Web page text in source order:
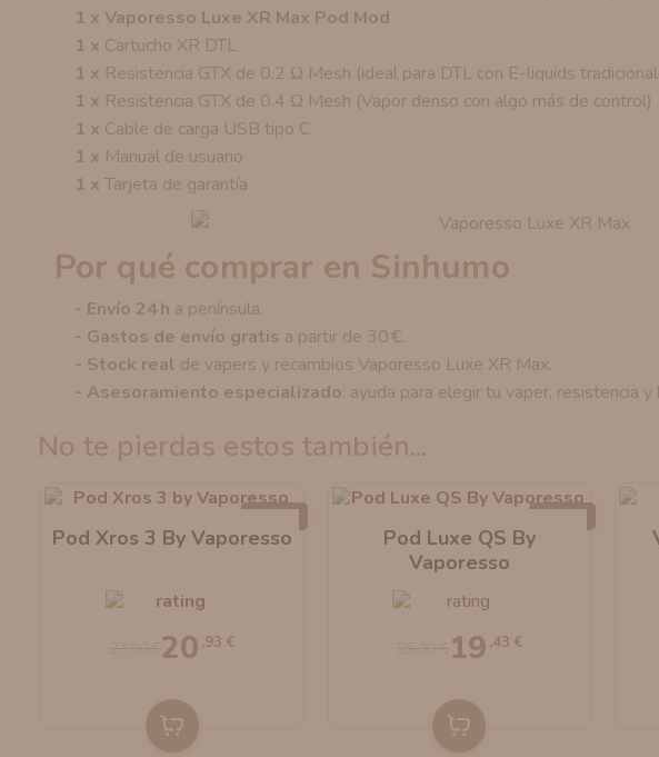
1 x Vaporesso Luxe XR Max Pod Mod
1 x Cartucho XR DTL
1 x Resistencia GTX de 0.2 Ω Mesh (ideal para DTL con E-liquids
1 x Resistencia GTX de 0.4 Ω Mesh (Vapor denso con algo más de control)
1 x Cable de carga USB tipo C
1 x Manual de usuario
1 x Tarjeta de garantía
Por qué comprar en Sinhumo
- Envío 24 h a península.
- Gastos de envío gratis a partir de 30 €.
- Stock real de vapers y recambios Vaporesso Luxe XR Max.
- Asesoramiento especializado: ayuda para elegir tu vaper, resistencia
no te pierdas estos también...
Pod Xros 3 By Vaporesso
20 ,93 €
Pod Luxe QS By
Vaporesso
19 ,43 €